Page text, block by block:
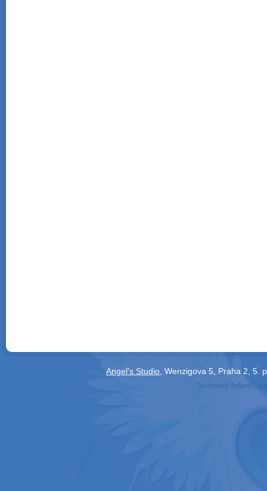
Angel's Studio , Wenzigova 5, Praha 2,
Technické řešení -